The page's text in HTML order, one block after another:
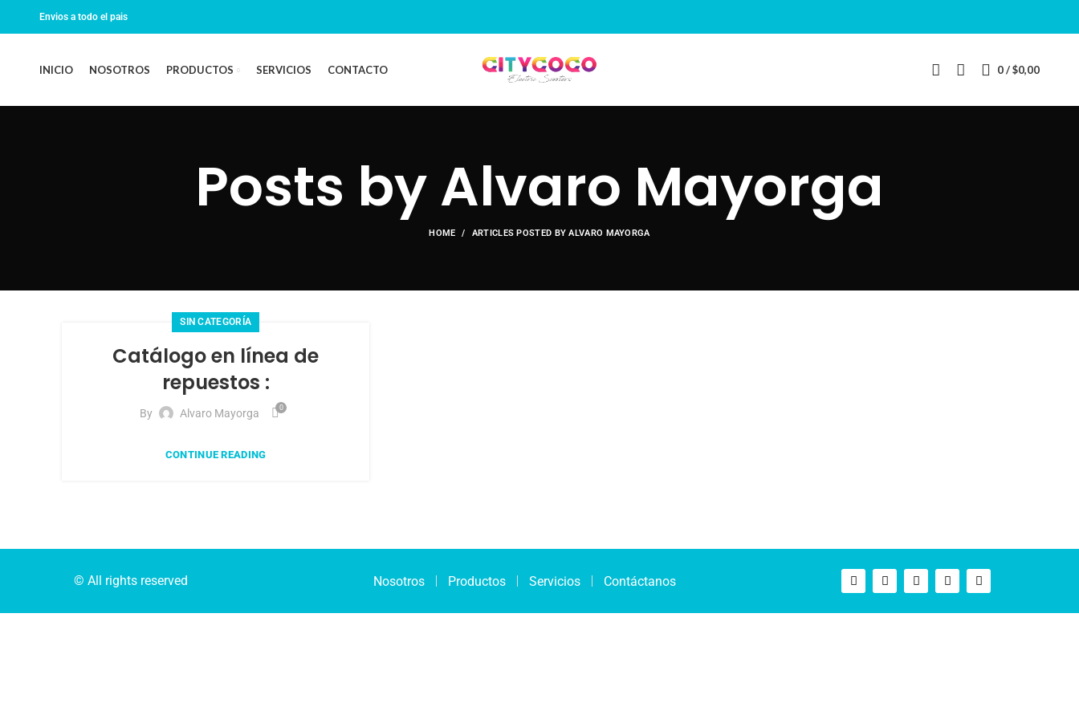
Envios a todo el pais
INICIO NOSOTROS PRODUCTOS SERVICIOS CONTACTO 0/ $0,00
Posts byAlvaro Mayorga
HOME ARTICLES POSTED BY ALVARO MAYORGA
SIN CATEGORÍA
Catálogo en línea de
repuestos :
By Alvaro Mayorga 0
CONTINUE READING
© All rights reserved Nosotros Productos Servicios Contáctanos